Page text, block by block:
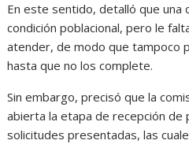
En este sentido, detalló que una
condición poblacional, pero le
atender, de modo que tampoco
hasta que no los complete.
Sin embargo, precisó que la
abierta la etapa de recepción de
solicitudes presentadas, las